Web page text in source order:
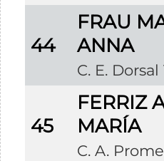
44
FRAU
ANNA
C. E.
45
FERRIZ
MARÍA
C. A.